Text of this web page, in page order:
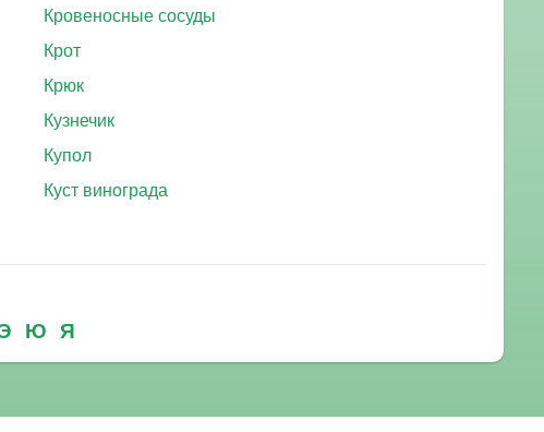
Кровеносные сосуды
Крот
Крюк
Кузнечик
Купол
Куст винограда
Ю Я